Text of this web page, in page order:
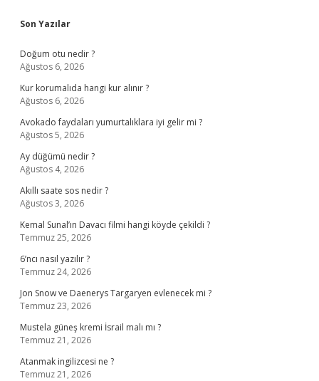
Sidebar
Son Yazılar
Doğum otu nedir ?
Ağustos 6, 2026
Kur korumalıda hangi kur alınır ?
Ağustos 6, 2026
Avokado faydaları yumurtalıklara iyi gelir mi ?
Ağustos 5, 2026
Ay düğümü nedir ?
Ağustos 4, 2026
Akıllı saate sos nedir ?
Ağustos 3, 2026
Kemal Sunal’ın Davacı filmi hangi köyde çekildi ?
Temmuz 25, 2026
6’ncı nasıl yazılır ?
Temmuz 24, 2026
Jon Snow ve Daenerys Targaryen evlenecek mi ?
Temmuz 23, 2026
Mustela güneş kremi İsrail malı mı ?
Temmuz 21, 2026
Atanmak ingilizcesi ne ?
Temmuz 21, 2026